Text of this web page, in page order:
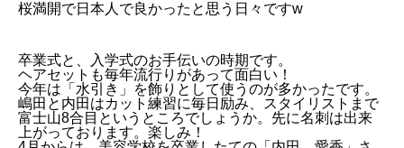
桜満開で日本人で良かったと思う日々ですw
卒業式と、入学式のお手伝いの時期です。
ヘアセットも毎年流行りがあって面白い！
今年は「水引き」を飾りとして使うのが多かったです。
嶋田と内田はカット練習に毎日励み、スタイリストまで
富士山8合目というところでしょうか。先に名刺は出来
上がっております。楽しみ！